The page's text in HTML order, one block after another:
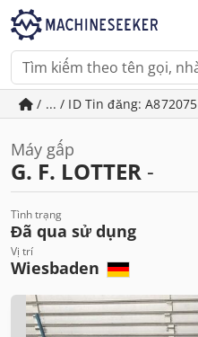
/ ... / ID Tin đăng: A872075
Máy gấp
G. F. LOTTER -
Tình trạng
Đã qua sử dụng
Vị trí
Wiesbaden